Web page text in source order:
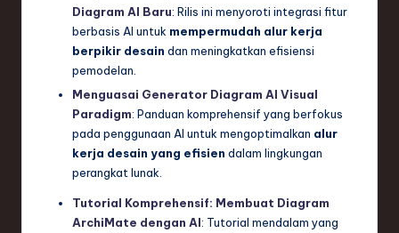
Diagram AI Baru: Rilis ini menyoroti integrasi fitur
berbasis AI untuk mempermudah alur kerja
berpikir desain dan meningkatkan efisiensi
pemodelan.
Menguasai Generator Diagram AI Visual
Paradigm: Panduan komprehensif yang berfokus
pada penggunaan AI untuk mengoptimalkan alur
kerja desain yang efisien dalam lingkungan
perangkat lunak.
Tutorial Komprehensif: Membuat Diagram
ArchiMate dengan AI: Tutorial mendalam yang